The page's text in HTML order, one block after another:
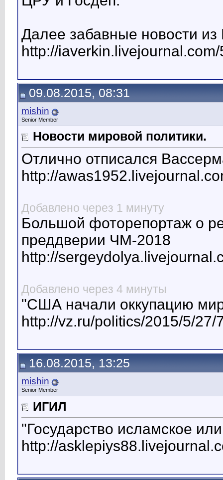
Далее забавные новости из
http://
09.08.2015, 08:31
mishin
Senior Member
Новости мировой политики.
Отлично отписался
http://
Добавлено через 1 минуту
Большой фоторепортаж о
преддверии ЧМ-2018
http://
Добавлено через 4 минуты
"США начали оккупацию
http://vz.ru/politics/2015/5/27/
16.08.2015, 13:25
mishin
Senior Member
ИГИЛ
"Государство исламское
http://